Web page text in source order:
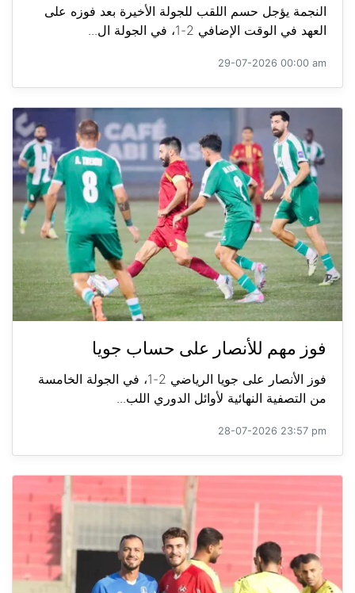
النجمة يؤجل حسم اللقب للجولة الأخيرة بعد فوزه على
العهد في الوقت الإضافي 2-1، في الجولة ال...
29-07-2026 00:00 am
فوز مهم للأنصار على حساب جويا
فوز الأنصار على جويا الرياضي 2-1، في الجولة الخامسة
من التصفية النهائية لأوائل الدوري اللب...
28-07-2026 23:57 pm